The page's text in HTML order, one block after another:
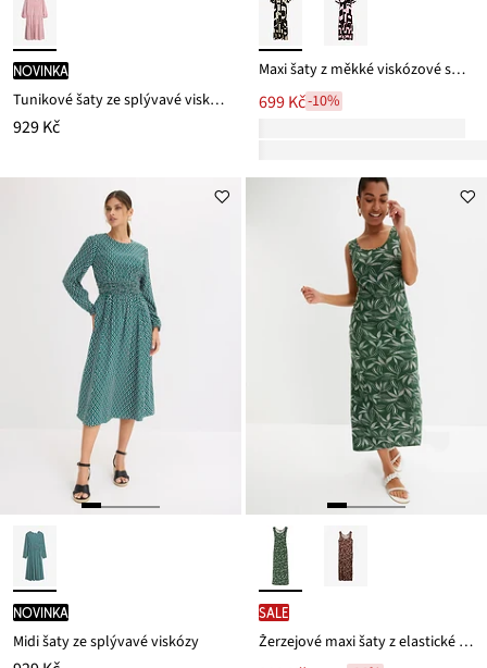
novinka
Tunikové šaty ze splývavé viskózy
929 Kč
Maxi šaty z měkké viskózové směsi
699 Kč-10%
novinka
Midi šaty ze splývavé viskózy
SALE
Žerzejové maxi šaty z elastické směsi s viskózou